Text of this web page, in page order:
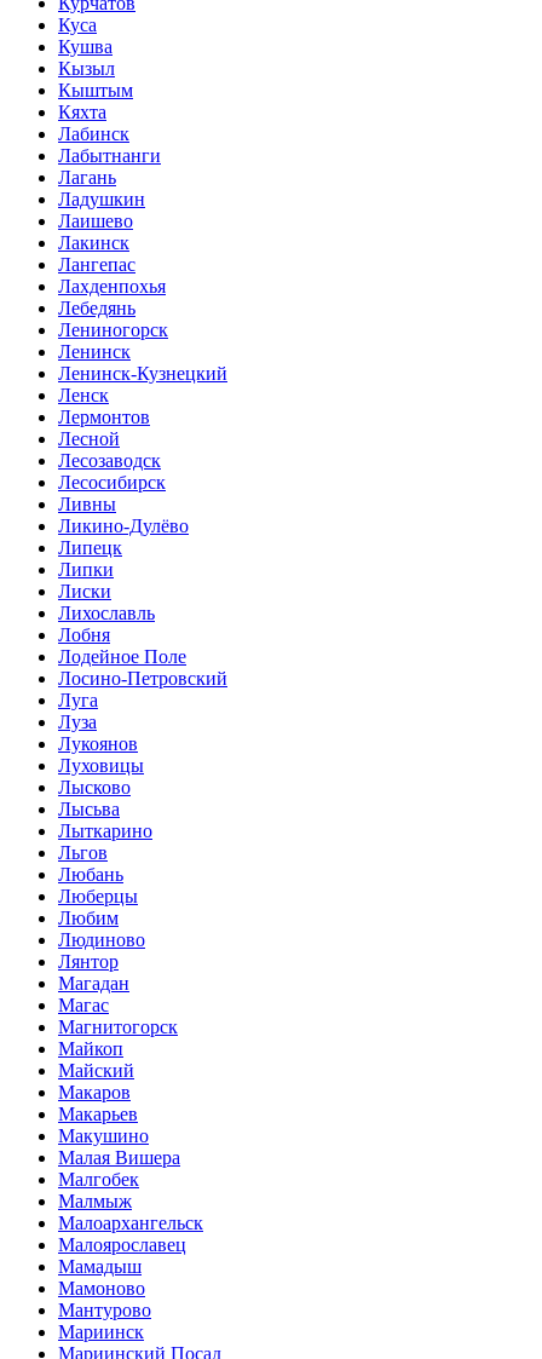
Куса
Кушва
Кызыл
Кыштым
Кяхта
Лабинск
Лабытнанги
Лагань
Ладушкин
Лаишево
Лакинск
Лангепас
Лахденпохья
Лебедянь
Лениногорск
Ленинск
Ленинск-Кузнецкий
Ленск
Лермонтов
Лесной
Лесозаводск
Лесосибирск
Ливны
Ликино-Дулёво
Липецк
Липки
Лиски
Лихославль
Лобня
Лодейное Поле
Лосино-Петровский
Луга
Луза
Лукоянов
Луховицы
Лысково
Лысьва
Лыткарино
Льгов
Любань
Люберцы
Любим
Людиново
Лянтор
Магадан
Магас
Магнитогорск
Майкоп
Майский
Макаров
Макарьев
Макушино
Малая Вишера
Малгобек
Малмыж
Малоархангельск
Малоярославец
Мамадыш
Мамоново
Мантурово
Мариинск
Мариинский Посад